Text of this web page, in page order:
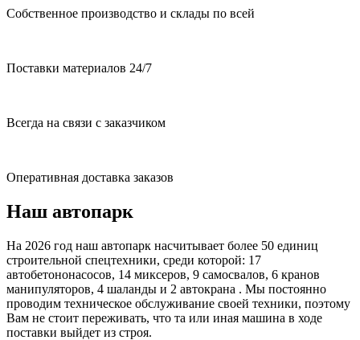
Собственное производство и склады по всей
Поставки материалов 24/7
Всегда на связи с заказчиком
Оперативная доставка заказов
Наш автопарк
На 2026 год наш автопарк насчитывает более 50 единиц
строительной спецтехники, среди которой: 17
автобетононасосов, 14 миксеров, 9 самосвалов, 6 кранов
манипуляторов, 4 шаланды и 2 автокрана . Мы постоянно
проводим техническое обслуживание своей техники, поэтому
Вам не стоит переживать, что та или иная машина в ходе
поставки выйдет из строя.